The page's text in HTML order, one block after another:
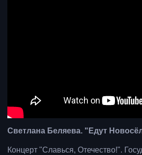
Светлана Беляева. "Едут
Концерт "Славься, Отечество!".